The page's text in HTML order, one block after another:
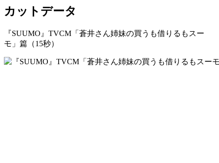
カットデータ
『SUUMO』TVCM「蒼井さん姉妹の買うも借りるもスー
モ」篇（15秒）